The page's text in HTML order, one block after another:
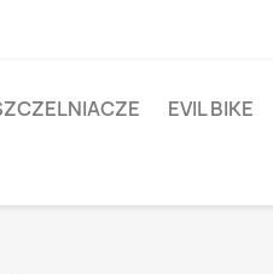
EVIL BIKE